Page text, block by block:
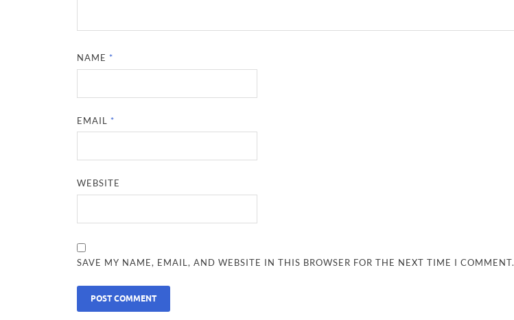
NAME *
EMAIL *
WEBSITE
SAVE MY NAME, EMAIL, AND WEBSITE IN THIS BROWSER FOR THE NEXT TIME I COMMENT.